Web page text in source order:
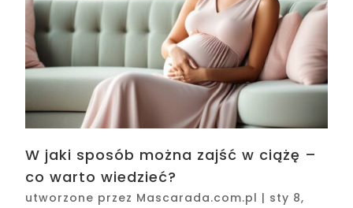
W jaki sposób można zajść w ciążę –
co warto wiedzieć?
utworzone przez Mascarada.com.pl | sty 8,